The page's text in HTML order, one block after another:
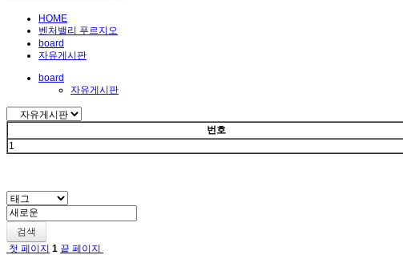
HOME
벤처밸리 푸르지오
board
자유게시판
board
자유게시판
번호
1
검색
첫 페이지 1 끝 페이지